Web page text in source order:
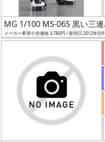
フ
リ
MG 1/100 MS-06S 黒い三
メーカー希望小売価格 3,780円 / 発売日 2012年9